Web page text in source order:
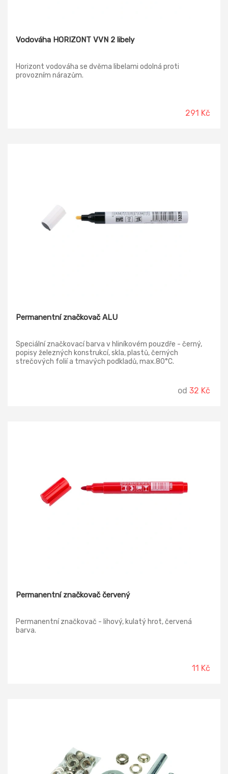
Vodováha HORIZONT VVN 2 libely
Horizont vodováha se dvěma libelami odolná proti
provozním nárazům.
291 Kč
Permanentní značkovač ALU
Speciální značkovací barva v hliníkovém pouzdře - černý,
popisy železných konstrukcí, skla, plastů, černých
strečových folií a tmavých podkladů, max.80°C.
od 32 Kč
Permanentní značkovač červený
Permanentní značkovač - lihový, kulatý hrot, červená
barva.
11 Kč